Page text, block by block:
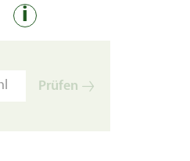
i
Prüfen